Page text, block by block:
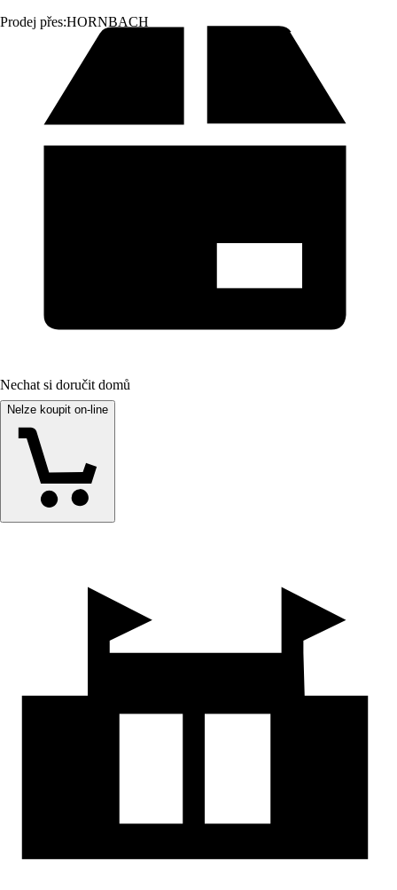
Prodej přes:HORNBACH
Nechat si doručit domů
Nelze koupit on-line